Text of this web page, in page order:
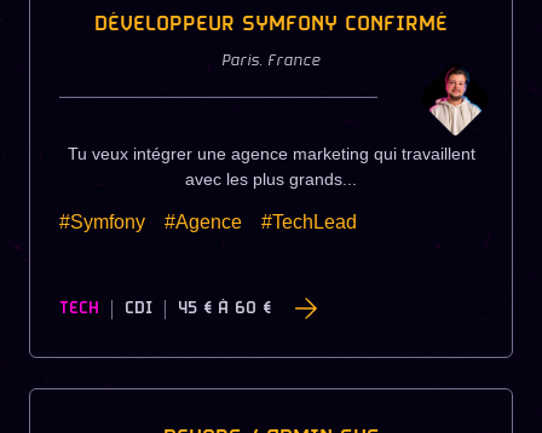
DÉVELOPPEUR SYMFONY CONFIRMÉ
Paris, France
Tu veux intégrer une agence marketing qui travaillent
avec les plus grands...
#Symfony #Agence #TechLead
TECH CDI 45 € À 60 €